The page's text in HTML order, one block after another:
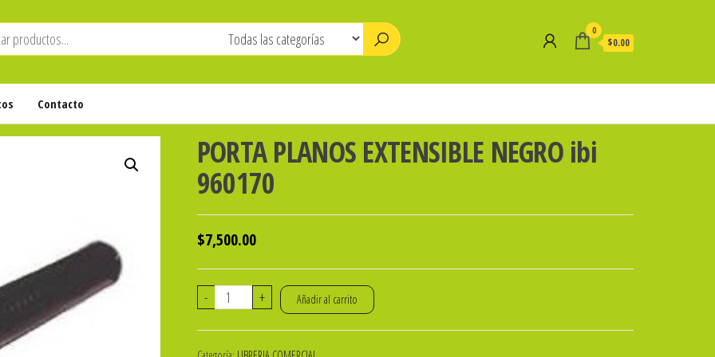
0
$0.00
Contacto
PORTA PLANOS EXTENSIBLE NEGRO ibi
960170
$7,500.00
-
PORTA
+ Añadir al carrito